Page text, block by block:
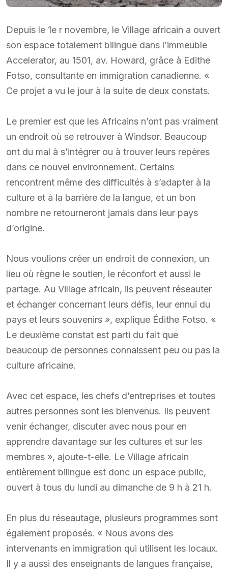
Depuis le 1e r novembre, le Village africain a ouvert
son espace totalement bilingue dans l’immeuble
Accelerator, au 1501, av. Howard, grâce à Edithe
Fotso, consultante en immigration canadienne. «
Ce projet a vu le jour à la suite de deux constats.
Le premier est que les Africains n’ont pas vraiment
un endroit où se retrouver à Windsor. Beaucoup
ont du mal à s’intégrer ou à trouver leurs repères
dans ce nouvel environnement. Certains
rencontrent même des difficultés à s’adapter à la
culture et à la barrière de la langue, et un bon
nombre ne retourneront jamais dans leur pays
d’origine.
Nous voulions créer un endroit de connexion, un
lieu où règne le soutien, le réconfort et aussi le
partage. Au Village africain, ils peuvent réseauter
et échanger concernant leurs défis, leur ennui du
pays et leurs souvenirs », explique Édithe Fotso. «
Le deuxième constat est parti du fait que
beaucoup de personnes connaissent peu ou pas la
culture africaine.
Avec cet espace, les chefs d’entreprises et toutes
autres personnes sont les bienvenus. Ils peuvent
venir échanger, discuter avec nous pour en
apprendre davantage sur les cultures et sur les
membres », ajoute-t-elle. Le Village africain
entièrement bilingue est donc un espace public,
ouvert à tous du lundi au dimanche de 9 h à 21 h.
En plus du réseautage, plusieurs programmes sont
également proposés. « Nous avons des
intervenants en immigration qui utilisent les locaux.
Il y a aussi des enseignants de langues française,